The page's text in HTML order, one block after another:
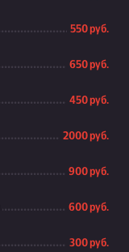
550 руб.
650 руб.
450 руб.
2000 руб.
900 руб.
600 руб.
300 руб.